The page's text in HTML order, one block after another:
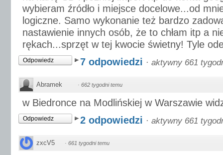
wybieram źródło i miejsce docelowe...od
logiczne. Samo wykonanie też bardzo
nastawienie innych osób, że to chłam itp a
rękach...sprzęt w tej kwocie świetny! Tyle
Odpowiedz 7 odpowiedzi · aktywny 661
Abramek · 662 tygodni temu
w Biedronce na Modlińskiej w Warszawie
Odpowiedz 2 odpowiedzi · aktywny 661
zxcV5 · 661 tygodni temu